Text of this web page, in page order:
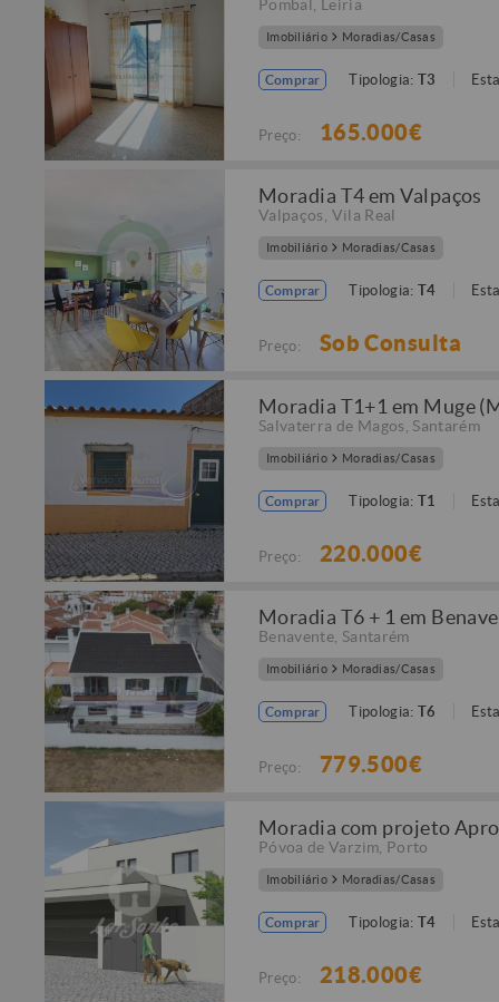
Pombal Leiria
Imobiliário Moradias/Casas
Comprar Tipologia: T3
Preço: 165.000€
Moradia T4 em Valpaços
Valpaços Vila Real
Imobiliário Moradias/Casas
Comprar Tipologia: T4
Preço: Sob Consulta
Moradia T1+1 em Muge
Salvaterra de Magos Santarém
Imobiliário Moradias/Casas
Comprar Tipologia: T1
Preço: 220.000€
Moradia T6 + 1 em
Benavente Santarém
Imobiliário Moradias/Casas
Comprar Tipologia: T6
Preço: 779.500€
Moradia com projeto
Póvoa de Varzim Porto
Imobiliário Moradias/Casas
Comprar Tipologia: T4
Preço: 218.000€